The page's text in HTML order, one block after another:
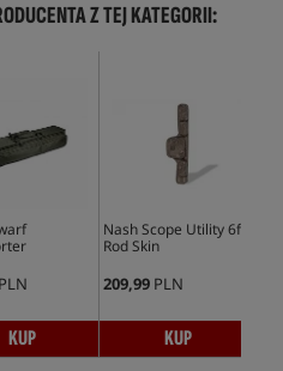
Z TEJ KATEGORII:
PLN
KUP
Nash Scope Utility 6ft
Rod Skin
209,99 PLN
KUP